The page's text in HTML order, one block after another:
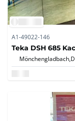
A1-49022-146
Teka DSH 685
Mönchengladbach,